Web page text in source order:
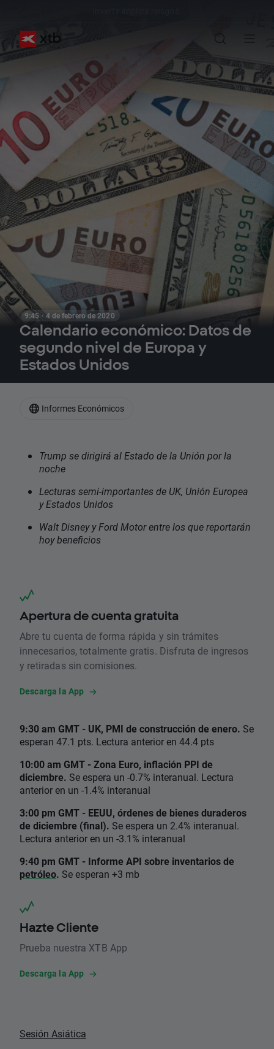
9:45 · 4 de febrero de 2020
Calendario económico: Datos de
segundo nivel de Europa y
Estados Unidos
Trump se dirigirá al Estado de la Unión por la
noche
Lecturas semi-importantes de UK, Unión Europea
y Estados Unidos
Walt Disney y Ford Motor entre los que reportarán
hoy beneficios
Apertura de cuenta gratuita
Abre tu cuenta de forma rápida y sin trámites
innecesarios, totalmente gratis. Disfruta de ingresos
y retiradas sin comisiones.
Descarga la App
9:30 am GMT - UK, PMI de construcción de enero. Se
esperan 47.1 pts. Lectura anterior en 44.4 pts
10:00 am GMT - Zona Euro, inflación PPI de
diciembre. Se espera un -0.7% interanual. Lectura
anterior en un -1.4% interanual
3:00 pm GMT - EEUU, órdenes de bienes duraderos
de diciembre (final). Se espera un 2.4% interanual.
Lectura anterior en un -3.1% interanual
9:40 pm GMT - Informe API sobre inventarios de
petróleo. Se esperan +3 mb
Hazte Cliente
Prueba nuestra XTB App
Descarga la App
Sesión Asiática
Informes Económicos